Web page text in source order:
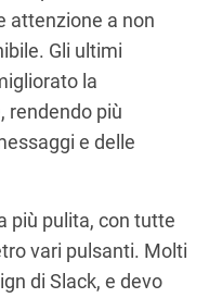
attenzione a non
Gli ultimi
la
rendendo più
e delle
più pulita, con tutte
vari pulsanti. Molti
di Slack, e devo